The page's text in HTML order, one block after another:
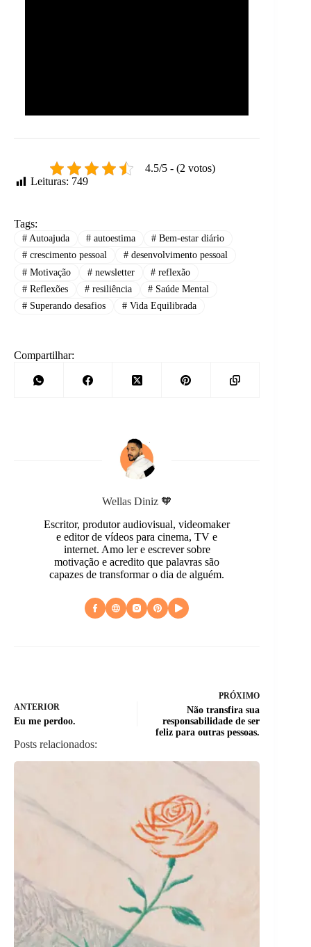
4.5/5 - (2 votos)
Leituras: 749
Tags:
#Autoajuda #autoestima # Bem-estar diário
#crescimento pessoal #desenvolvimento pessoal
#Motivação #newsletter # reflexão
#Reflexões #resiliência # Saúde Mental
#Superando desafios #Vida Equilibrada
Compartilhar:
Wellas Diniz 🧡
Escritor, produtor audiovisual, videomaker
e editor de vídeos para cinema, TV e
internet. Amo ler e escrever sobre
motivação e acredito que palavras são
capazes de transformar o dia de alguém.
ANTERIOR
Eu me perdoo.
PRÓXIMO
Não transfira sua
responsabilidade de ser
feliz para outras pessoas.
Posts relacionados: